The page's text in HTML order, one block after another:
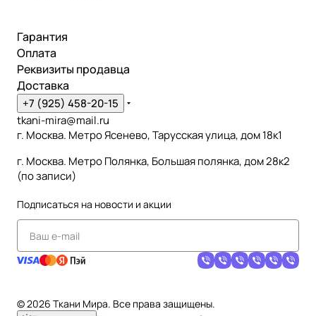
Гарантия
Оплата
Реквизиты продавца
Доставка
+7 (925) 458-20-15
tkani-mira@mail.ru
г. Москва. Метро Ясенево, Тарусская улица, дом 18к1
г. Москва. Метро Полянка, Большая полянка, дом 28к2
(по записи)
Подписаться на новости и акции
© 2026 Ткани Мира. Все права защищены.